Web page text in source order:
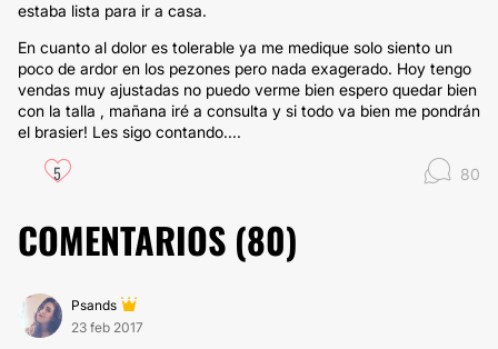
estaba lista para ir a casa.
En cuanto al dolor es tolerable ya me medique solo siento un
poco de ardor en los pezones pero nada exagerado. Hoy tengo
vendas muy ajustadas no puedo verme bien espero quedar bien
con la talla , mañana iré a consulta y si todo va bien me pondrán
el brasier! Les sigo contando....
5 80
COMENTARIOS (80)
Psands
23 feb 2017